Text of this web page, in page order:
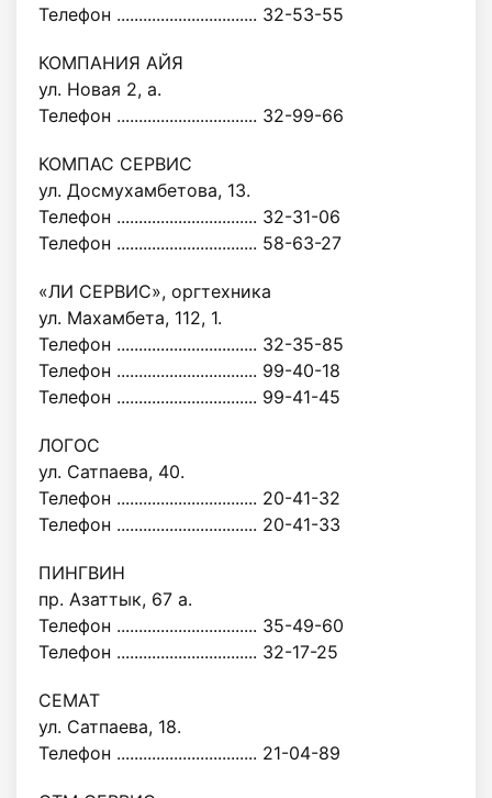
Телефон ................................ 32-53-55
КОМПАНИЯ АЙЯ
ул. Новая 2, а.
Телефон ................................ 32-99-66
КОМПАС СЕРВИС
ул. Досмухамбетова, 13.
Телефон ................................ 32-31-06
Телефон ................................ 58-63-27
«ЛИ СЕРВИС», оргтехника
ул. Махамбета, 112, 1.
Телефон ................................ 32-35-85
Телефон ................................ 99-40-18
Телефон ................................ 99-41-45
ЛОГОС
ул. Сатпаева, 40.
Телефон ................................ 20-41-32
Телефон ................................ 20-41-33
ПИНГВИН
пр. Азаттык, 67 а.
Телефон ................................ 35-49-60
Телефон ................................ 32-17-25
СЕМАТ
ул. Сатпаева, 18.
Телефон ................................ 21-04-89